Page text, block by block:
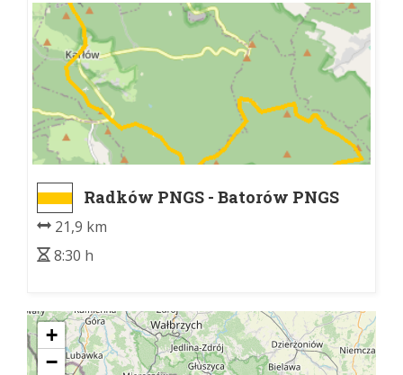
Radków PNGS - Batorów PNGS
21,9 km
8:30 h
+
−